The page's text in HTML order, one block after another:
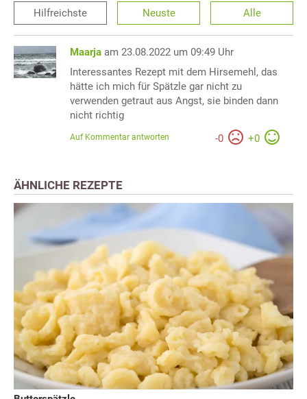
Hilfreichste Neuste Alle
Maarja am 23.08.2022 um 09:49 Uhr
Interessantes Rezept mit dem Hirsemehl, das
hätte ich mich für Spätzle gar nicht zu
verwenden getraut aus Angst, sie binden dann
nicht richtig
-0 +0
Auf Kommentar antworten
ÄHNLICHE REZEPTE